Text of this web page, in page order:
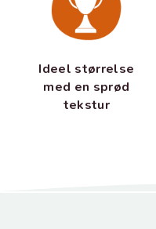
Ideel størrelse
med en sprød
tekstur